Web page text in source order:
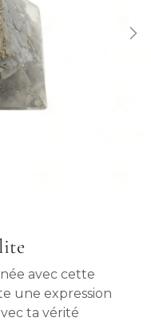
avec cette
une expression
ta vérité